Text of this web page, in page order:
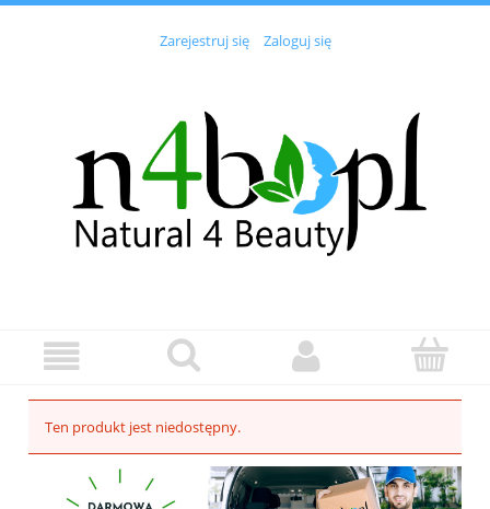
Zarejestruj się Zaloguj się
Ten produkt jest niedostępny.